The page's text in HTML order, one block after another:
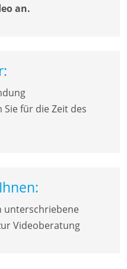
an.
für die Zeit des
unterschriebene
Videoberatung